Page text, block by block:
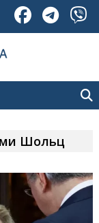
Шольц